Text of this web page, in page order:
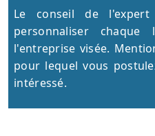
Le conseil de
personnaliser
l'entreprise visée.
pour lequel vous
intéressé.